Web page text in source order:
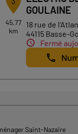
45.77
km
GOULAINE
18 rue de
44115 Basse-
Fermé
Saint-Nazaire